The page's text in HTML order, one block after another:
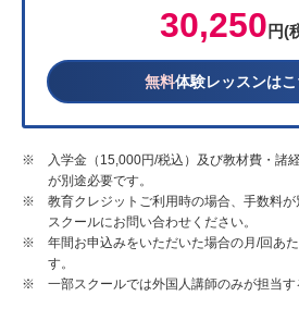
30,250 円(
無料体験レッスンは
※ 入学金（15,000円/税込）及び教材費・諸経
が別途必要です。
※ 教育クレジットご利用時の場合、手数料が
スクールにお問い合わせください。
※ 年間お申込みをいただいた場合の月/回あた
す。
※ 一部スクールでは外国人講師のみが担当す